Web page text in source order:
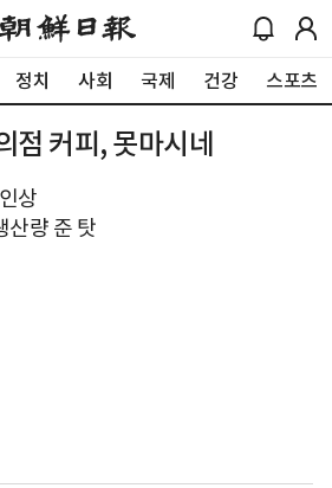
정치 사회 국제 건강 스포츠
점 커피, 못마시네
상
산량 준 탓